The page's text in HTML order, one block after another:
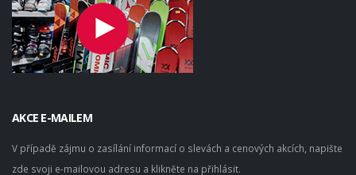
AKCE E-MAILEM
V případě zájmu o zasílání informací o slevách a cenových akcích, napište
zde svoji e-mailovou adresu a klikněte na přihlásit.